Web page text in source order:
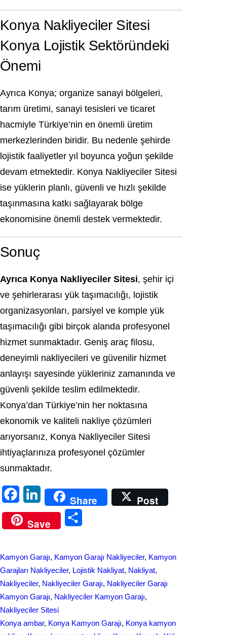
Konya Nakliyeciler Sitesi
Konya Lojistik Sektöründeki
Önemi
Ayrıca Konya; organize sanayi bölgeleri,
tarım üretimi, sanayi tesisleri ve ticaret
hacmiyle Türkiye’nin en önemli üretim
merkezlerinden biridir. Bu nedenle şehirde
lojistik faaliyetler yıl boyunca yoğun şekilde
devam etmektedir. Konya Nakliyeciler Sitesi
ise yüklerin planlı, güvenli ve hızlı şekilde
taşınmasına katkı sağlayarak bölge
ekonomisine önemli destek vermektedir.
Sonuç
Ayrıca Konya Nakliyeciler Sitesi, şehir içi
ve şehirlerarası yük taşımacılığı, lojistik
organizasyonları, parsiyel ve komple yük
taşımacılığı gibi birçok alanda profesyonel
hizmet sunmaktadır. Geniş araç filosu,
deneyimli nakliyecileri ve güvenilir hizmet
anlayışı sayesinde yükleriniz zamanında ve
güvenli şekilde teslim edilmektedir.
Konya’dan Türkiye’nin her noktasına
ekonomik ve kaliteli nakliye çözümleri
arıyorsanız, Konya Nakliyeciler Sitesi
ihtiyaçlarınıza profesyonel çözümler
sunmaktadır.
a
c
o
o
k
i
n
d
I
n
Share
Post
Save
r
e
Kamyon Garajı, Kamyon Garajı Nakliyeciler, Kamyon
Garajları Nakliyeciler, Lojistik Nakliyat, Nakliyat
Nakliyeciler, Nakliyeciler Garajı, Nakliyeciler Garajı
Kamyon Garajı, Nakliyeciler Kamyon Garajı
Nakliyeciler Sitesi
Konya ambar, Konya Kamyon Garajı, Konya kamyon